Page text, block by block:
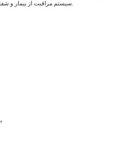
سیستم مراقبت از بیمار و شفافیت در هر مرحله از سفر درمان.